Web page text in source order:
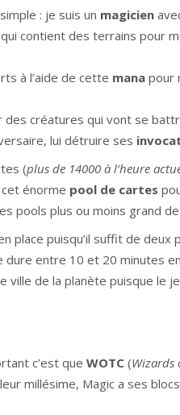
: je suis un magicien
contient des terrains pour
à l’aide de cette mana pour
des créatures qui vont se
lui détruire ses
(plus de 14000 à l’heure
énorme pool de cartes
pools plus ou moins grand
place puisqu’il suffit de deux
dure entre 10 et 20 minutes
ville de la planète puisque le
c’est que WOTC (Wizards
millésime, Magic a ses